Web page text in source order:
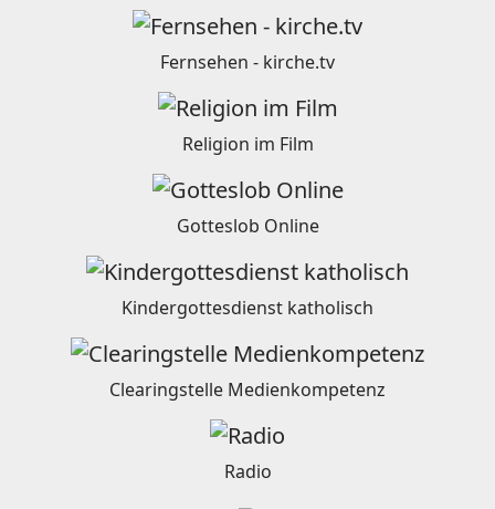
Fernsehen - kirche.tv
Religion im Film
Gotteslob Online
Kindergottesdienst katholisch
Clearingstelle Medienkompetenz
Radio